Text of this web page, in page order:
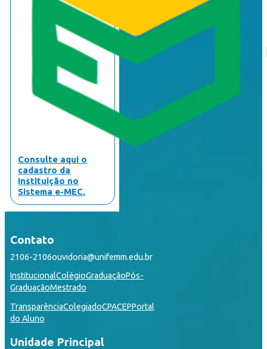
Consulte aqui o
cadastro da
Instituição no
Sistema e-MEC.
Contato
2106-2106ouvidoria@unifemm.edu.br
InstitucionalColégioGraduaçãoPós-
GraduaçãoMestrado
TransparênciaColegiadoCPACEPPortal
do Aluno
Unidade Principal